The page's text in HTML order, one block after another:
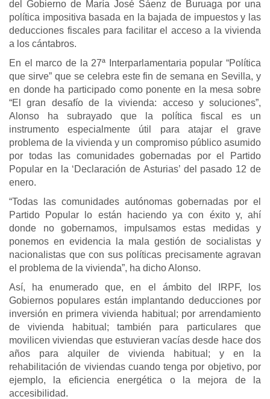
del Gobierno de María José Sáenz de Buruaga por una
política impositiva basada en la bajada de impuestos y las
deducciones fiscales para facilitar el acceso a la vivienda
a los cántabros.
En el marco de la 27ª Interparlamentaria popular “Política
que sirve” que se celebra este fin de semana en Sevilla, y
en donde ha participado como ponente en la mesa sobre
“El gran desafío de la vivienda: acceso y soluciones”,
Alonso ha subrayado que la política fiscal es un
instrumento especialmente útil para atajar el grave
problema de la vivienda y un compromiso público asumido
por todas las comunidades gobernadas por el Partido
Popular en la ‘Declaración de Asturias’ del pasado 12 de
enero.
“Todas las comunidades autónomas gobernadas por el
Partido Popular lo están haciendo ya con éxito y, ahí
donde no gobernamos, impulsamos estas medidas y
ponemos en evidencia la mala gestión de socialistas y
nacionalistas que con sus políticas precisamente agravan
el problema de la vivienda”, ha dicho Alonso.
Así, ha enumerado que, en el ámbito del IRPF, los
Gobiernos populares están implantando deducciones por
inversión en primera vivienda habitual; por arrendamiento
de vivienda habitual; también para particulares que
movilicen viviendas que estuvieran vacías desde hace dos
años para alquiler de vivienda habitual; y en la
rehabilitación de viviendas cuando tenga por objetivo, por
ejemplo, la eficiencia energética o la mejora de la
accesibilidad.